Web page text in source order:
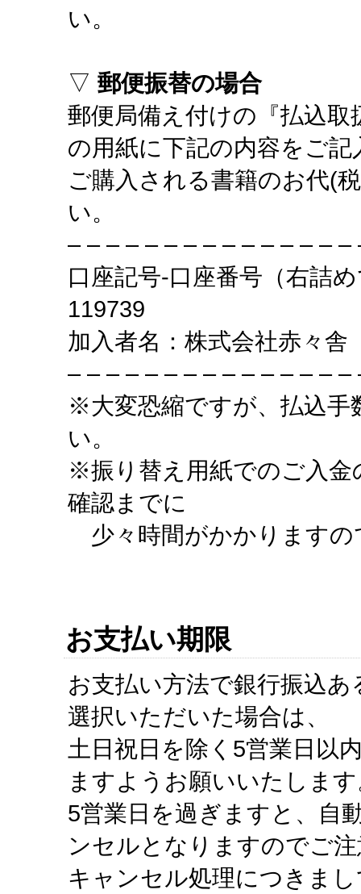
い。
▽ 郵便振替の場合
郵便局備え付けの『払込取
の用紙に下記の内容をご記
ご購入される書籍のお代(
い。
– – – – – – – – – – – – – – –
口座記号-口座番号（右詰
119739
加入者名：株式会社赤々舎
– – – – – – – – – – – – – – –
※大変恐縮ですが、払込手
い。
※振り替え用紙でのご入金
確認までに
少々時間がかかりますの
お支払い期限
お支払い方法で銀行振込
選択いただいた場合は、
土日祝日を除く5営業日以
ますようお願いいたしま
5営業日を過ぎますと、自
ンセルとなりますのでご
キャンセル処理につきま